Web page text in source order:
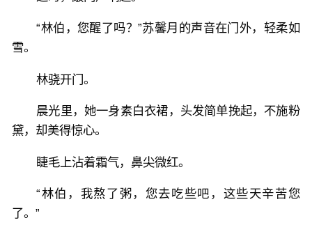
“林伯，您醒了吗？”苏馨月的声音在门外，轻柔如
雪。
林骁开门。
晨光里，她一身素白衣裙，头发简单挽起，不施粉
黛，却美得惊心。
睫毛上沾着霜气，鼻尖微红。
“林伯，我熬了粥，您去吃些吧，这些天辛苦您
了。”